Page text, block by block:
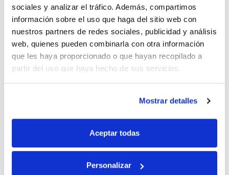
sociales y analizar el tráfico. Además, compartimos
información sobre el uso que haga del sitio web con
nuestros partners de redes sociales, publicidad y análisis
web, quienes pueden combinarla con otra información
que les haya proporcionado o que hayan recopilado a
partir del uso que haya hecho de sus servicios.
Mostrar detalles
Aceptar todas
Personalizar
Apúntatea nuestra newsletter para recibir nuestras ofertas
disfruta de
un 10% de descuento en tu primera compra.
Si, he leído y acepto la política de protección de datos.
fines comerciales, legitimación: consentimiento, destinatarios: proveedor de
mensajería online, derechos: Acceder, rectificar y suprimir los datos, así como
otros derechos, como se explica en la información adicional.